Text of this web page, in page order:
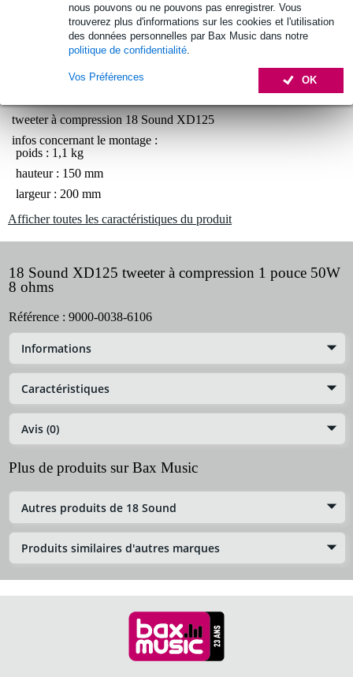
nous pouvons ou ne pouvons pas enregistrer. Vous
trouverez plus d'informations sur les cookies et l'utilisation
des données personnelles par Bax Music dans notre
politique de confidentialité
OK
Vos Préférences
Optez maintenant pour une extension de garantie de 2
ans et profitez de plus d'avantages exclusifs !
5,40 € (frais uniques)
tweeter à compression 18 Sound XD125
infos concernant le montage :
poids : 1,1 kg
hauteur : 150 mm
largeur : 200 mm
Afficher toutes les caractéristiques du produit
18 Sound XD125 tweeter à compression 1 pouce 50W
8 ohms
Référence : 9000-0038-6106
Informations
Caractéristiques
Avis (0)
Plus de produits sur Bax Music
Autres produits de 18 Sound
Produits similaires d'autres marques